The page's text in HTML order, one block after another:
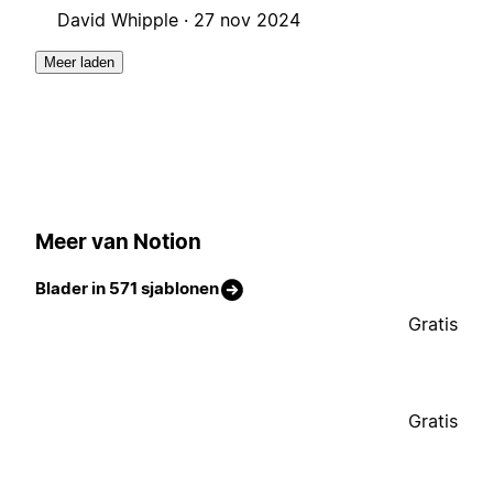
David Whipple · 27 nov 2024
Meer laden
Meer van Notion
Blader in 571 sjablonen
Gratis
Gratis